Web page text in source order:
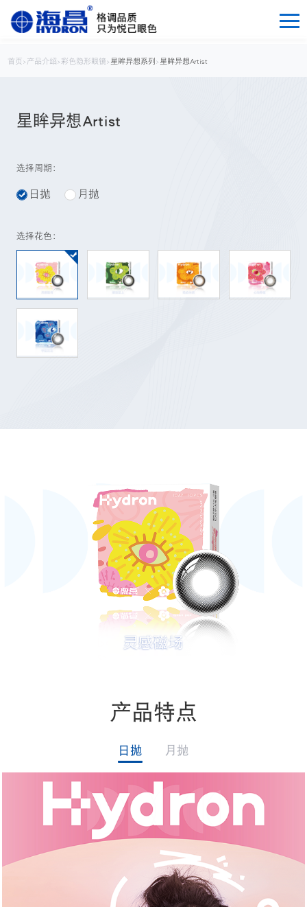
首页 > 产品介绍 > 彩色隐形眼镜> 星眸异想系列 > 星眸异想Artist
星眸异想Artist
选择周期：
日抛 月抛
选择花色：
产品特点
日抛 月抛